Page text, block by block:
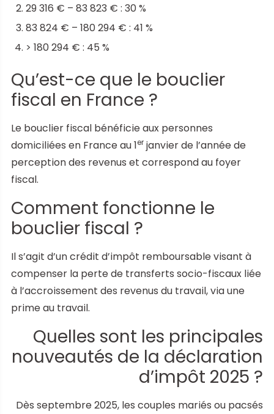
29 316 € – 83 823 € : 30 %
83 824 € – 180 294 € : 41 %
> 180 294 € : 45 %
Qu’est-ce que le bouclier
fiscal en France ?
Le bouclier fiscal bénéficie aux personnes
domiciliées en France au 1er janvier de l’année de
perception des revenus et correspond au foyer
fiscal.
Comment fonctionne le
bouclier fiscal ?
Il s’agit d’un crédit d’impôt remboursable visant à
compenser la perte de transferts socio-fiscaux liée
à l’accroissement des revenus du travail, via une
prime au travail.
Quelles sont les principales
nouveautés de la déclaration
d’impôt 2025 ?
Dès septembre 2025, les couples mariés ou pacsés